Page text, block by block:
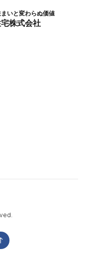
いと変わらぬ価値
株式会社